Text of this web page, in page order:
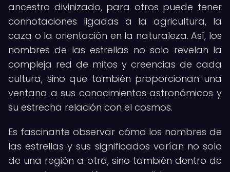
ancestro divinizado, para otros puede tener
connotaciones ligadas a la agricultura, la
caza o la orientación en la naturaleza. Así, los
nombres de las estrellas no solo revelan la
compleja red de mitos y creencias de cada
cultura, sino que también proporcionan una
ventana a sus conocimientos astronómicos y
su estrecha relación con el cosmos.
Es fascinante observar cómo los nombres de
las estrellas y sus significados varían no solo
de una región a otra, sino también dentro de